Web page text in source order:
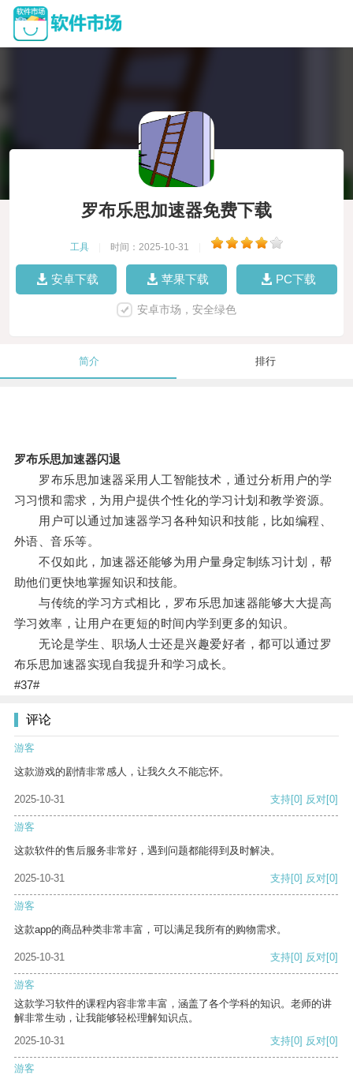
罗布乐思加速器免费下载
工具 时间：2025-10-31
安卓下载 苹果下载 PC下载
安卓市场，安全绿色
简介 排行
罗布乐思加速器闪退
罗布乐思加速器采用人工智能技术，通过分析用户的学
习习惯和需求，为用户提供个性化的学习计划和教学资源。
用户可以通过加速器学习各种知识和技能，比如编程、
外语、音乐等。
不仅如此，加速器还能够为用户量身定制练习计划，帮
助他们更快地掌握知识和技能。
与传统的学习方式相比，罗布乐思加速器能够大大提高
学习效率，让用户在更短的时间内学到更多的知识。
无论是学生、职场人士还是兴趣爱好者，都可以通过罗
布乐思加速器实现自我提升和学习成长。
#37#
评论
游客
这款游戏的剧情非常感人，让我久久不能忘怀。
2025-10-31 支持[0] 反对[0]
游客
这款软件的售后服务非常好，遇到问题都能得到及时解决。
2025-10-31 支持[0] 反对[0]
游客
这款app的商品种类非常丰富，可以满足我所有的购物需求。
2025-10-31 支持[0] 反对[0]
游客
这款学习软件的课程内容非常丰富，涵盖了各个学科的知识。老师的讲
解非常生动，让我能够轻松理解知识点。
2025-10-31
支持[0] 反对[0]
游客